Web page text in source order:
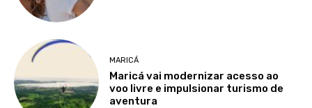
MARICÁ
Maricá vai modernizar acesso ao
voo livre e impulsionar turismo de
aventura